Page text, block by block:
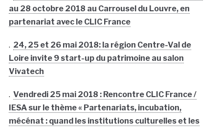
au 28 octobre 2018 au Carrousel du Louvre, en
partenariat avec le CLIC France
. 24, 25 et 26 mai 2018: la région Centre-Val de
Loire invite 9 start-up du patrimoine au salon
Vivatech
. Vendredi 25 mai 2018 : Rencontre CLIC France /
IESA sur le thème « Partenariats, incubation,
mécénat : quand les institutions culturelles et les